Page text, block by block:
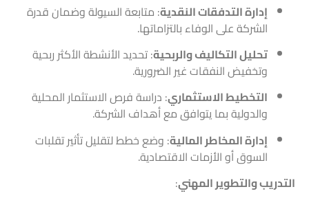
إدارة التدفقات النقدية: متابعة السيولة وضمان قدرة
الشركة على الوفاء بالتزاماتها.
تحليل التكاليف والربحية: تحديد الأنشطة الأكثر ربحية
وتخفيض النفقات غير الضرورية.
التخطيط الاستثماري: دراسة فرص الاستثمار المحلية
والدولية بما يتوافق مع أهداف الشركة.
إدارة المخاطر المالية: وضع خطط لتقليل تأثير تقلبات
السوق أو الأزمات الاقتصادية.
التدريب والتطوير المهني: